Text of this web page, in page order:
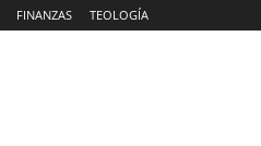
FINANZAS TEOLOGÍA